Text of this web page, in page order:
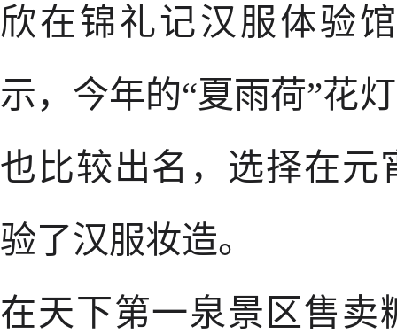
欣在锦礼记汉服体验
示，今年的“夏雨荷”花
也比较出名，选择在元
验了汉服妆造。
在天下第一泉景区售卖